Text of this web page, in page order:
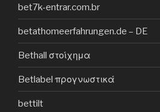
bet7k-entrar.com.br
betathomeerfahrungen.de – DE
Bethall στοίχημα
Betlabel προγνωστικά
bettilt